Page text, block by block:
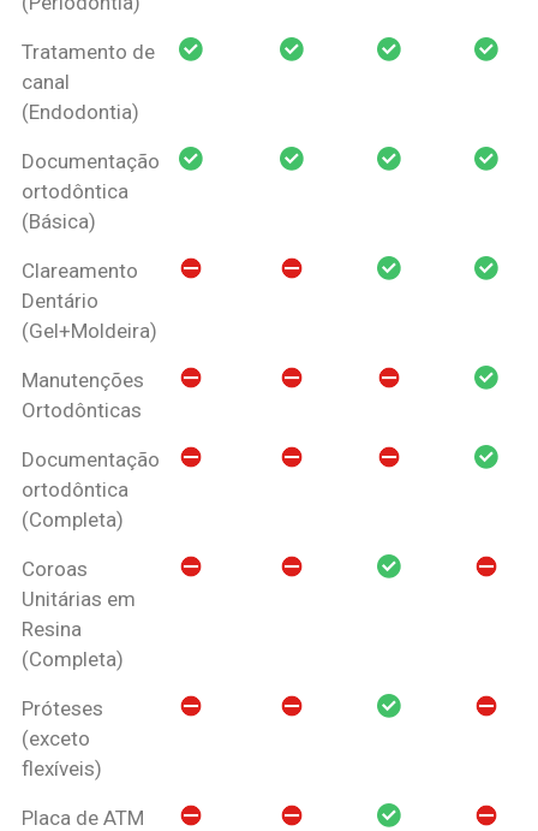
Tratamento de
canal
(Endodontia)
Documentação
ortodôntica
(Básica)
Clareamento
Dentário
(Gel+Moldeira)
Manutenções
Ortodônticas
Documentação
ortodôntica
(Completa)
Coroas
Unitárias em
Resina
(Completa)
Próteses
(exceto
flexíveis)
Placa de ATM